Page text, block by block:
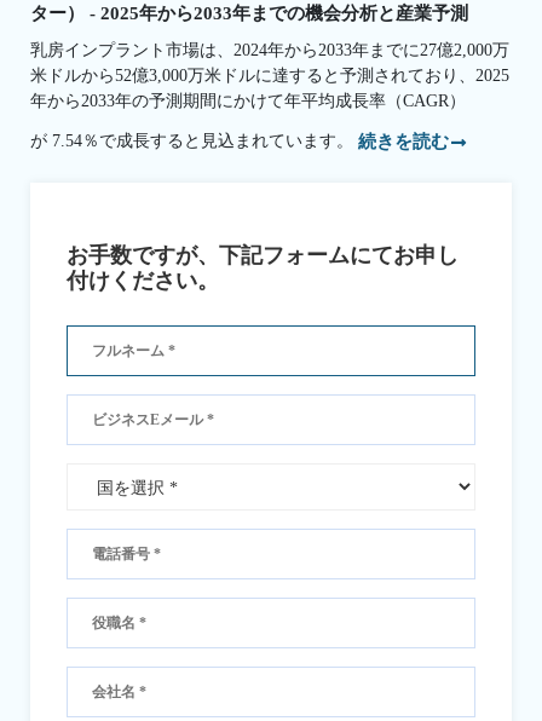
ター） - 2025年から2033年までの機会分析と産業予測
乳房インプラント市場は、2024年から2033年までに27億2,000万
米ドルから52億3,000万米ドルに達すると予測されており、2025
年から2033年の予測期間にかけて年平均成長率（CAGR）
が 7.54％で成長すると見込まれています。 続きを読む
お手数ですが、下記フォームにてお申し
付けください。